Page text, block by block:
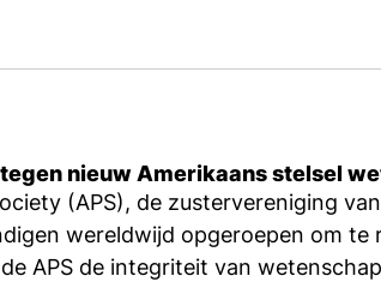
nieuw Amerikaans stelsel
(APS), de zustervereniging
wereldwijd opgeroepen om te
APS de integriteit van